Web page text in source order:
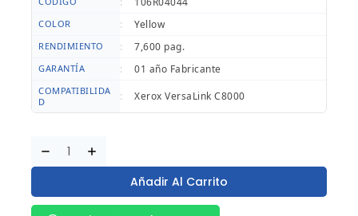
COLOR : Yellow
RENDIMIENTO : 7,600 pag.
GARANTÍA : 01 año Fabricante
COMPATIBILIDA
D
: Xerox VersaLink C8000
Añadir Al Carrito